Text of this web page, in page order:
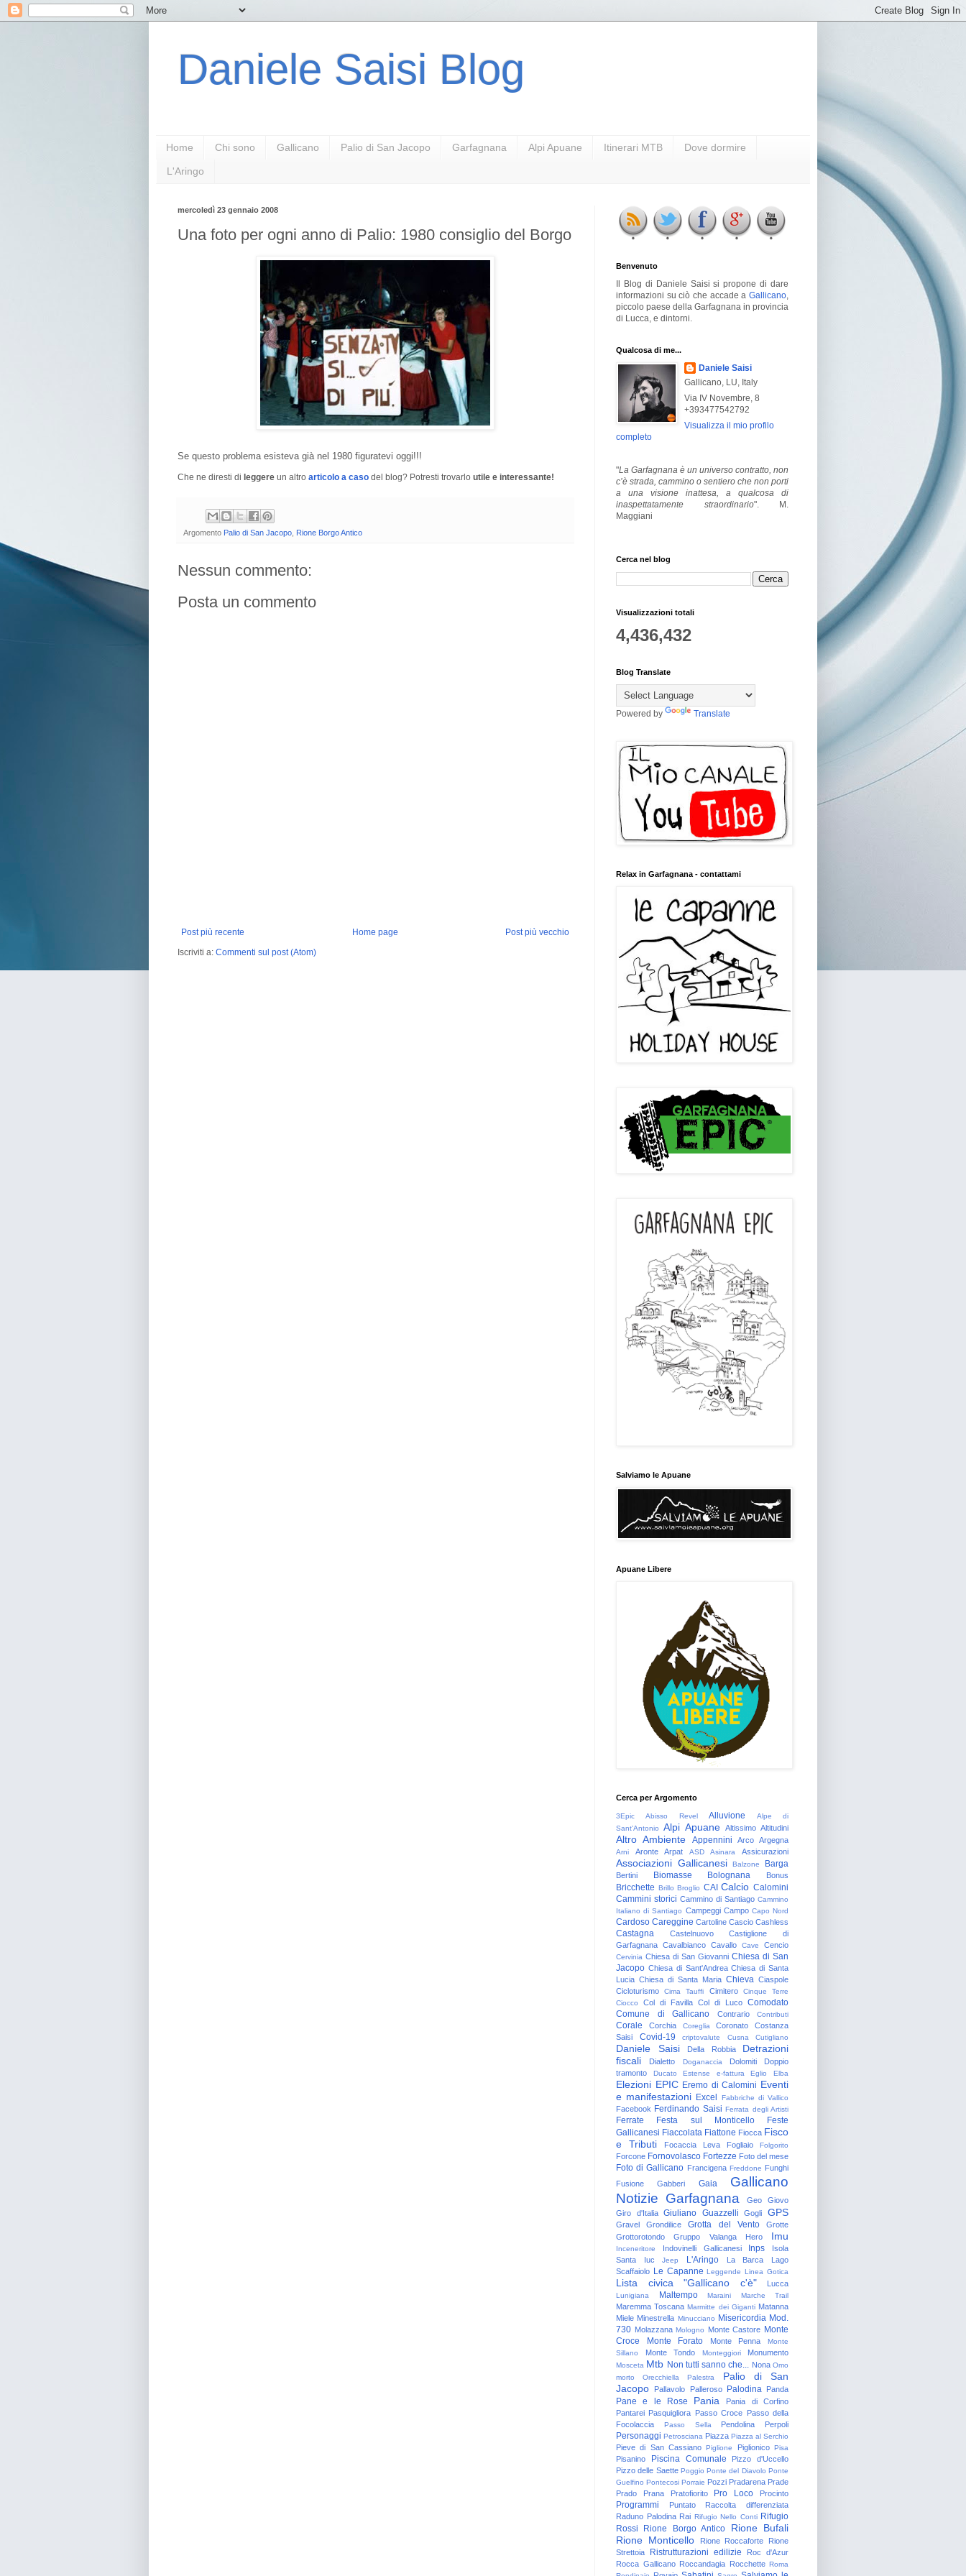
Daniele Saisi Blog
Home Chi sono Gallicano Palio di San Jacopo Garfagnana Alpi Apuane Itinerari MTB Dove dormire
L'Aringo
mercoledì 23 gennaio 2008
Una foto per ogni anno di Palio: 1980 consiglio del Borgo
Se questo problema esisteva già nel 1980 figuratevi oggi!!!
Che ne diresti di leggere un altro articolo a caso del blog? Potresti trovarlo utile e interessante!
Argomento Palio di San Jacopo Rione Borgo Antico
Nessun commento:
Posta un commento
Post più recente Post più vecchio
Home page
Iscriviti a: Commenti sul post (Atom)
Benvenuto
Il Blog di Daniele Saisi si propone di dare
informazioni su ciò che accade a Gallicano
piccolo paese della Garfagnana in provincia
di Lucca, e dintorni.
Qualcosa di me...
Daniele Saisi
Gallicano, LU, Italy
Via IV Novembre, 8
+393477542792
Visualizza il mio profilo
completo
"La Garfagnana è un universo contratto, non
c’è strada, cammino o sentiero che non porti
a una visione inattesa, a qualcosa di
inaspettatamente straordinario". M.
Maggiani
Cerca nel blog
Visualizzazioni totali
4,436,432
Blog Translate
Powered by Translate
Relax in Garfagnana - contattami
Salviamo le Apuane
Apuane Libere
Cerca per Argomento
3Epic Abisso Revel Alluvione
Alpe di
Sant'Antonio
Alpi Apuane Altissimo Altitudini
Altro Ambiente Appennini Arco Argegna
Arni Aronte Arpat ASD Asinara Assicurazioni
Associazioni Gallicanesi Balzone Barga
Bertini Biomasse Bolognana Bonus
Bricchette Brillo Broglio CAI Calcio Calomini
Cammini storici Cammino di Santiago Cammino
Italiano di Santiago Campeggi Campo Capo Nord
Cardoso Careggine Cartoline Cascio Cashless
Castagna Castelnuovo
Castiglione di
Garfagnana Cavalbianco Cavallo Cave Cencio
Cervinia Chiesa di San Giovanni Chiesa di San
Jacopo Chiesa di Sant'Andrea Chiesa di Santa
Lucia Chiesa di Santa Maria Chieva Ciaspole
Cicloturismo
Cima Tauffi Cimitero
Cinque Terre
Ciocco
Col di Favilla Col di Luco Comodato
Comune di Gallicano
Contrario Contributi
Corale Corchia Coreglia Coronato
Costanza
Saisi
Covid-19 criptovalute Cusna Cutigliano
Daniele Saisi Della Robbia
Detrazioni
fiscali
Dialetto Doganaccia Dolomiti
Doppio
tramonto
Ducato Estense e-fattura Eglio Elba
Elezioni EPIC Eremo di Calomini Eventi
e manifestazioni Excel Fabbriche di Vallico
Facebook Ferdinando Saisi Ferrata degli Artisti
Ferrate Festa sul Monticello
Feste
Gallicanesi Fiaccolata Fiattone Fiocca Fisco
e Tributi
Focaccia Leva Fogliaio Folgorito
Forcone Fornovolasco Fortezze Foto del mese
Foto di Gallicano Francigena Freddone Funghi
Fusione
Gabberi Gaia
Gallicano
Notizie Garfagnana Geo
Giovo
Giro d'Italia
Giuliano Guazzelli Gogli GPS
Gravel Grondilice Grotta del Vento
Grotte
Grottorotondo
Gruppo Valanga Hero Imu
Inceneritore Indovinelli Gallicanesi Inps
Isola
Santa
Iuc Jeep L'Aringo La Barca
Lago
Scaffaiolo Le Capanne Leggende Linea Gotica
Lista civica "Gallicano c'è" Lucca
Lunigiana Maltempo Maraini Marche Trail
Maremma Toscana Marmitte dei Giganti Matanna
Miele Minestrella Minucciano Misericordia Mod.
730 Molazzana Mologno Monte Castore Monte
Croce
Monte Forato Monte Penna
Monte
Sillano
Monte Tondo Monteggiori Monumento
Mosceta Mtb Non tutti sanno che... Nona Omo
morto
Orecchiella Palestra
Palio di San
Jacopo
Pallavolo Palleroso Palodina Panda
Pane e le Rose Pania
Pania di Corfino
Pantarei Pasquigliora Passo Croce Passo della
Focolaccia
Passo Sella Pendolina Perpoli
Personaggi Petrosciana Piazza Piazza al Serchio
Pieve di San Cassiano Piglione Piglionico Pisa
Pisanino Piscina Comunale
Pizzo d'Uccello
Pizzo delle Saette Poggio Ponte del Diavolo Ponte
Guelfino Pontecosi Porraie Pozzi Pradarena Prade
Prado
Prana Pratofiorito Pro Loco Procinto
Programmi Puntato
Raccolta differenziata
Raduno Palodina Rai Rifugio Nello Conti Rifugio
Rossi
Rione Borgo Antico
Rione Bufali
Rione Monticello
Rione Roccaforte
Rione
Strettoia
Ristrutturazioni edilizie
Roc d'Azur
Rocca Gallicano Roccandagia Rocchette Roma